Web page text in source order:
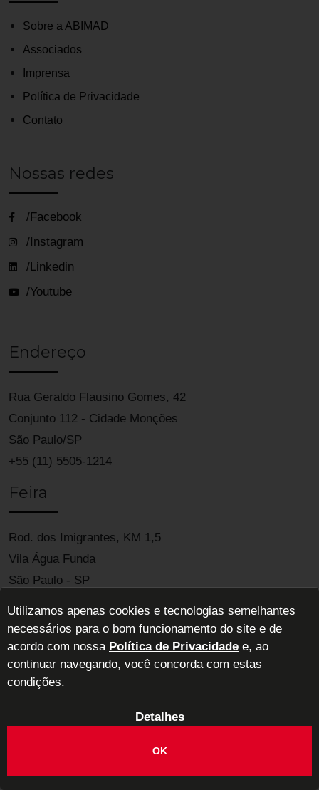
Sobre a ABIMAD
Associados
Imprensa
Política de Privacidade
Contato
Nossas redes
/Facebook
/Instagram
/Linkedin
/Youtube
Endereço
Rua Geraldo Flausino Gomes, 42
Conjunto 112 - Cidade Monções
São Paulo/SP
+55 (11) 5505-1214
Feira
Rod. dos Imigrantes, KM 1,5
Vila Água Funda
São Paulo - SP
ABIMAD - Associação Brasileira das Indústrias de Móveis de Alta
Utilizamos apenas cookies e tecnologias semelhantes
necessários para o bom funcionamento do site e de
acordo com nossa Política de Privacidade e, ao
continuar navegando, você concorda com estas
condições.
Detalhes
OK